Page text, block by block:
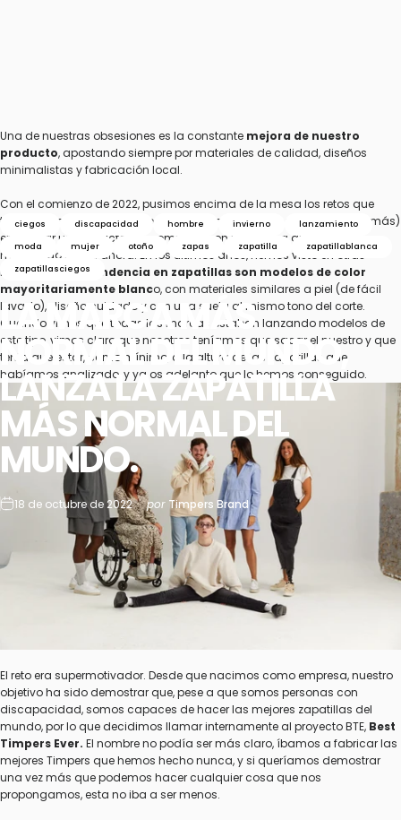
ciegos discapacidad hombre invierno lanzamiento
moda mujer otoño zapas zapatilla zapatillablanca
zapatillasciegos
LAMARCAMÁS
NORMALDELMUNDO,
LANZALAZAPATILLA
MÁSNORMALDEL
MUNDO.
18 de octubre de 2022 por Timpers Brand
Una de nuestras obsesiones es la constante mejora de nuestro
producto, apostando siempre por materiales de calidad, diseños
minimalistas y fabricación local.
Con el comienzo de 2022, pusimos encima de la mesa los retos que
teníamos a lo largo del año, y el más importante (o uno de los que más)
era lanzar un producto que rompiese con la estética que habíamos
mantenido hasta ahora. En los últimos años, hemos visto en otras
marcas, quela tendencia en zapatillas son modelos de color
mayoritariamente blanco, con materiales similares a piel (de fácil
lavado), diseño cuidado y con una suela al mismo tono del corte.
Cuando vimos que todas las marcas estaban lanzando modelos de
este tipo, vimos claro que nosotros teníamos que sacar el nuestro y que
tenía que estar, como mínimo, a la altura de las zapatillas que
habíamos analizado, y ya os adelanto que lo hemos conseguido.
El reto era supermotivador. Desde que nacimos como empresa, nuestro
objetivo ha sido demostrar que, pese a que somos personas con
discapacidad, somos capaces de hacer las mejores zapatillas del
mundo, por lo que decidimos llamar internamente al proyecto BTE, Best
Timpers Ever. El nombre no podía ser más claro, íbamos a fabricar las
mejores Timpers que hemos hecho nunca, y si queríamos demostrar
una vez más que podemos hacer cualquier cosa que nos
propongamos, esta no iba a ser menos.